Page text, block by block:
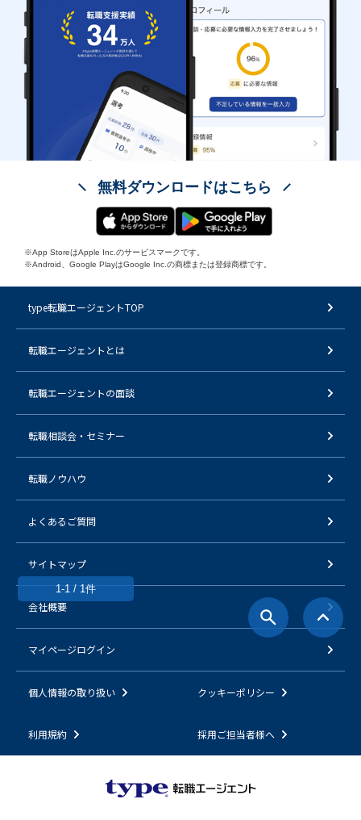
1-1 / 1件
無料ダウンロードはこちら
※App StoreはApple Inc.のサービスマークです。
※Android、Google PlayはGoogle Inc.の商標または登録商標です。
type転職エージェントTOP
転職エージェントとは
転職エージェントの面談
転職相談会・セミナー
転職ノウハウ
よくあるご質問
サイトマップ
会社概要
マイページログイン
個人情報の取り扱い クッキーポリシー
利用規約 採用ご担当者様へ